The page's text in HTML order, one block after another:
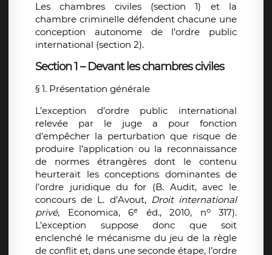
Les chambres civiles (section 1) et la
chambre criminelle défendent chacune une
conception autonome de l’ordre public
international (section 2).
Section 1 – Devant les chambres civiles
§ 1. Présentation générale
L’exception d’ordre public international
relevée par le juge a pour fonction
d’empêcher la perturbation que risque de
produire l’application ou la reconnaissance
de normes étrangères dont le contenu
heurterait les conceptions dominantes de
l’ordre juridique du for (B. Audit, avec le
concours de L. d’Avout, Droit international
privé, Economica, 6e éd., 2010, no317).
L’exception suppose donc que soit
enclenché le mécanisme du jeu de la règle
de conflit et, dans une seconde étape, l’ordre